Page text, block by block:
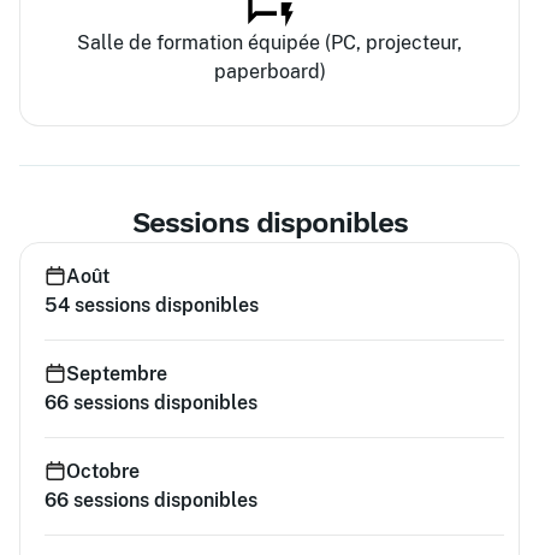
Salle de formation équipée (PC, projecteur,
paperboard)
Sessions disponibles
Août
54 sessions disponibles
Septembre
66 sessions disponibles
Octobre
66 sessions disponibles